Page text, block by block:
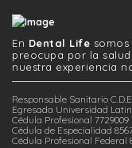
En Dental Life
preocupa por la
nuestra experiencia
Responsable Sanitario
Egresada Universidad
Cédula Profesional 7729009
Cédula de Especialidad
Cédula Profesional Federal